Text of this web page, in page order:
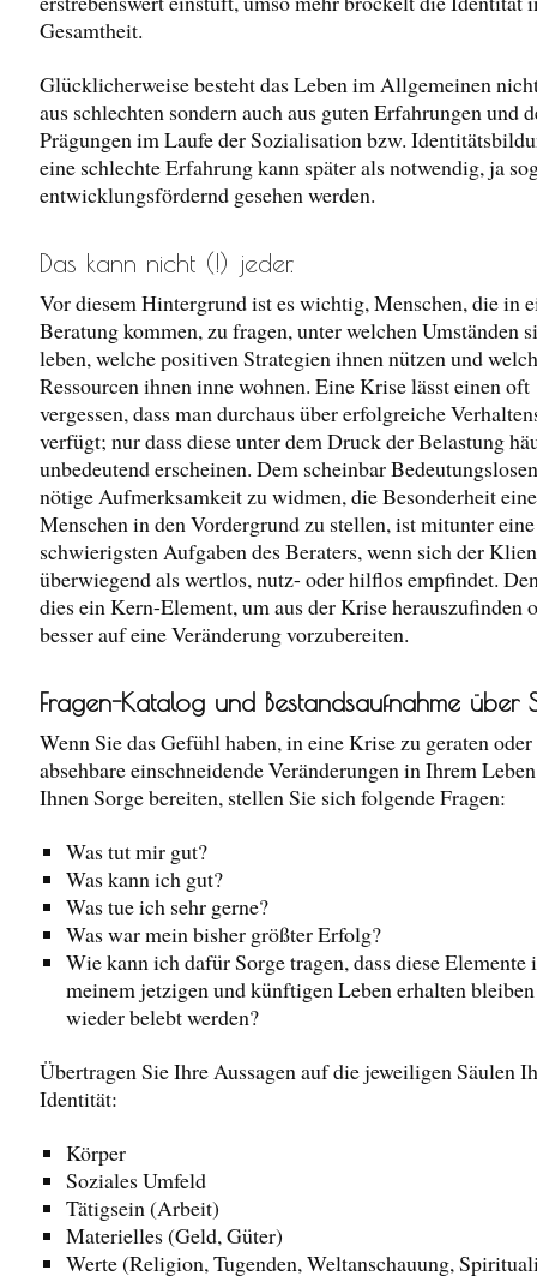
Gesamtheit.
Glücklicherweise besteht das Leben im Allgemeinen
aus schlechten sondern auch aus guten Erfahrungen und
Prägungen im Laufe der Sozialisation bzw.
eine schlechte Erfahrung kann später als notwendig, ja
entwicklungsfördernd gesehen werden.
Das kann nicht (!) jeder.
Vor diesem Hintergrund ist es wichtig, Menschen, die in
Beratung kommen, zu fragen, unter welchen Umständen
leben, welche positiven Strategien ihnen nützen und
Ressourcen ihnen inne wohnen. Eine Krise lässt einen oft
vergessen, dass man durchaus über erfolgreiche
verfügt; nur dass diese unter dem Druck der Belastung
unbedeutend erscheinen. Dem scheinbar
nötige Aufmerksamkeit zu widmen, die Besonderheit
Menschen in den Vordergrund zu stellen, ist mitunter
schwierigsten Aufgaben des Beraters, wenn sich der
überwiegend als wertlos, nutz- oder hilflos empfindet.
dies ein Kern-Element, um aus der Krise herauszufinden
besser auf eine Veränderung vorzubereiten.
Fragen-Katalog und Bestandsaufnahme über
Wenn Sie das Gefühl haben, in eine Krise zu geraten oder
absehbare einschneidende Veränderungen in Ihrem
Ihnen Sorge bereiten, stellen Sie sich folgende Fragen:
Was tut mir gut?
Was kann ich gut?
Was tue ich sehr gerne?
Was war mein bisher größter Erfolg?
Wie kann ich dafür Sorge tragen, dass diese Elemente
meinem jetzigen und künftigen Leben erhalten
wieder belebt werden?
Übertragen Sie Ihre Aussagen auf die jeweiligen Säulen
Identität:
Körper
Soziales Umfeld
Tätigsein (Arbeit)
Materielles (Geld, Güter)
Werte (Religion, Tugenden, Weltanschauung,